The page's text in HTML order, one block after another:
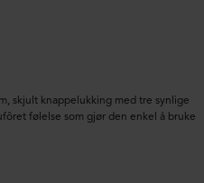
skjult knappelukking med tre synlige
følelse som gjør den enkel å bruke